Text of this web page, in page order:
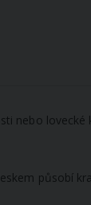
nebo lovecké
působí